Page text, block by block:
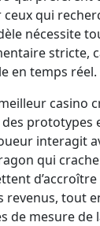
qui
nécessite
stricte,
en temps réel.
casino
prototypes
interagit
qui crache
revenus, tout
de mesure de